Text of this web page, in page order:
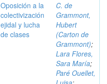
Oposición a la
colectivización
ejidal y lucha
de clases
C. de
Grammont,
Hubert
(Carton de
Grammont);
Lara Flores,
Sara María;
Paré Ouellet,